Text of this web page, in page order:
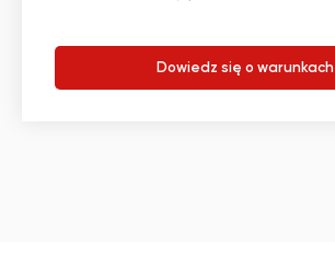
Dowiedz się o warunkach